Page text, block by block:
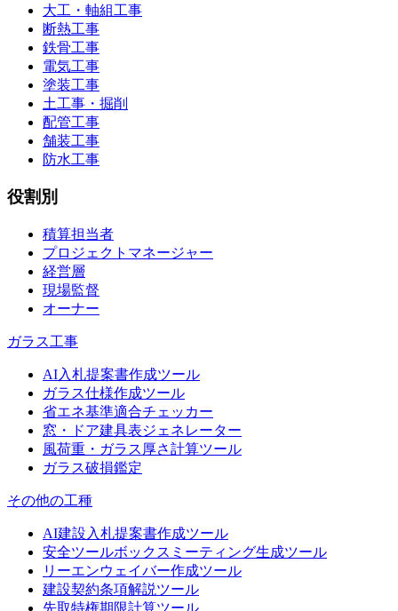
大工・軸組工事
断熱工事
鉄骨工事
電気工事
塗装工事
土工事・掘削
配管工事
舗装工事
防水工事
役割別
積算担当者
プロジェクトマネージャー
経営層
現場監督
オーナー
ガラス工事
AI入札提案書作成ツール
ガラス仕様作成ツール
省エネ基準適合チェッカー
窓・ドア建具表ジェネレーター
風荷重・ガラス厚さ計算ツール
ガラス破損鑑定
その他の工種
AI建設入札提案書作成ツール
安全ツールボックスミーティング生成ツール
リーエンウェイバー作成ツール
建設契約条項解説ツール